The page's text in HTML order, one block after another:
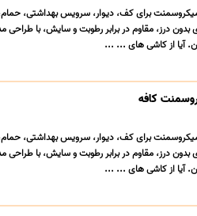
برای کف، دیوار، سرویس بهداشتی،
بدون درز، مقاوم در برابر رطوبت و سایش، با طراحی
آیا از کاشی های ... ...
کافه
برای کف، دیوار، سرویس بهداشتی،
بدون درز، مقاوم در برابر رطوبت و سایش، با طراحی
آیا از کاشی های ... ...